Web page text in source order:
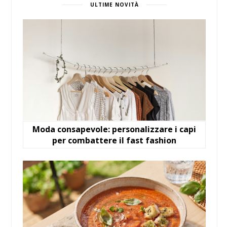
ULTIME NOVITÀ
Moda consapevole: personalizzare i capi
per combattere il fast fashion